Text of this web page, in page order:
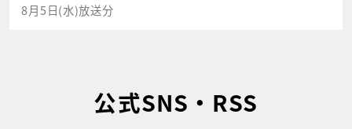
8月5日(水)放送分
公式SNS・RSS